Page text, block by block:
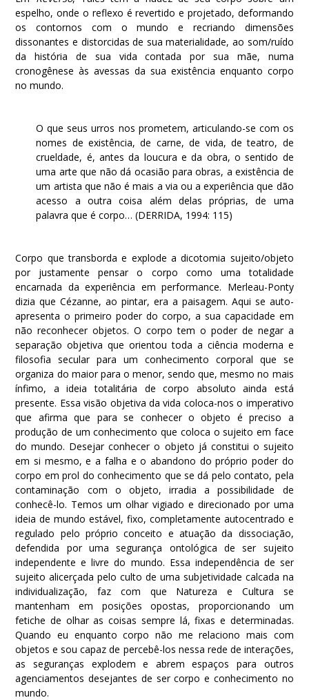
espelho, onde o reflexo é revertido e projetado, deformando
os contornos com o mundo e recriando dimensões
dissonantes e distorcidas de sua materialidade, ao som/ruído
da história de sua vida contada por sua mãe, numa
cronogênese às avessas da sua existência enquanto corpo
no mundo.
O que seus urros nos prometem, articulando-se com os
nomes de existência, de carne, de vida, de teatro, de
crueldade, é, antes da loucura e da obra, o sentido de
uma arte que não dá ocasião para obras, a existência de
um artista que não é mais a via ou a experiência que dão
acesso a outra coisa além delas próprias, de uma
palavra que é corpo… (DERRIDA, 1994: 115)
Corpo que transborda e explode a dicotomia sujeito/objeto
por justamente pensar o corpo como uma totalidade
encarnada da experiência em performance. Merleau-Ponty
dizia que Cézanne, ao pintar, era a paisagem. Aqui se auto-
apresenta o primeiro poder do corpo, a sua capacidade em
não reconhecer objetos. O corpo tem o poder de negar a
separação objetiva que orientou toda a ciência moderna e
filosofia secular para um conhecimento corporal que se
organiza do maior para o menor, sendo que, mesmo no mais
ínfimo, a ideia totalitária de corpo absoluto ainda está
presente. Essa visão objetiva da vida coloca-nos o imperativo
que afirma que para se conhecer o objeto é preciso a
produção de um conhecimento que coloca o sujeito em face
do mundo. Desejar conhecer o objeto já constitui o sujeito
em si mesmo, e a falha e o abandono do próprio poder do
corpo em prol do conhecimento que se dá pelo contato, pela
contaminação com o objeto, irradia a possibilidade de
conhecê-lo. Temos um olhar vigiado e direcionado por uma
ideia de mundo estável, fixo, completamente autocentrado e
regulado pelo próprio conceito e atuação da dissociação,
defendida por uma segurança ontológica de ser sujeito
independente e livre do mundo. Essa independência de ser
sujeito alicerçada pelo culto de uma subjetividade calcada na
individualização, faz com que Natureza e Cultura se
mantenham em posições opostas, proporcionando um
fetiche de olhar as coisas sempre lá, fixas e determinadas.
Quando eu enquanto corpo não me relaciono mais com
objetos e sou capaz de percebê-los nessa rede de interações,
as seguranças explodem e abrem espaços para outros
agenciamentos desejantes de ser corpo e conhecimento no
mundo.